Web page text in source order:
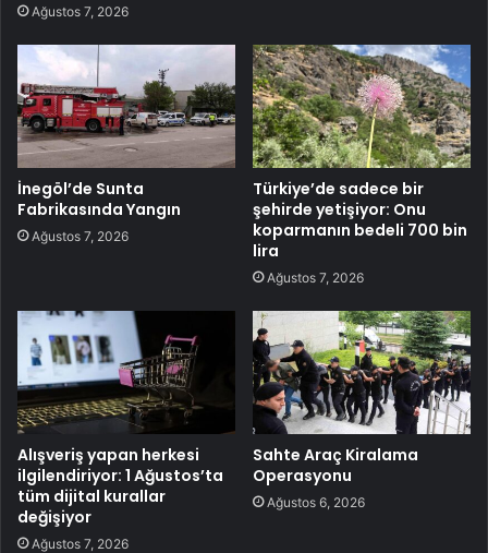
Ağustos 7, 2026
İnegöl’de Sunta
Fabrikasında Yangın
Ağustos 7, 2026
Türkiye’de sadece bir
şehirde yetişiyor: Onu
koparmanın bedeli 700 bin
lira
Ağustos 7, 2026
Alışveriş yapan herkesi
ilgilendiriyor: 1 Ağustos’ta
tüm dijital kurallar
değişiyor
Ağustos 7, 2026
Sahte Araç Kiralama
Operasyonu
Ağustos 6, 2026